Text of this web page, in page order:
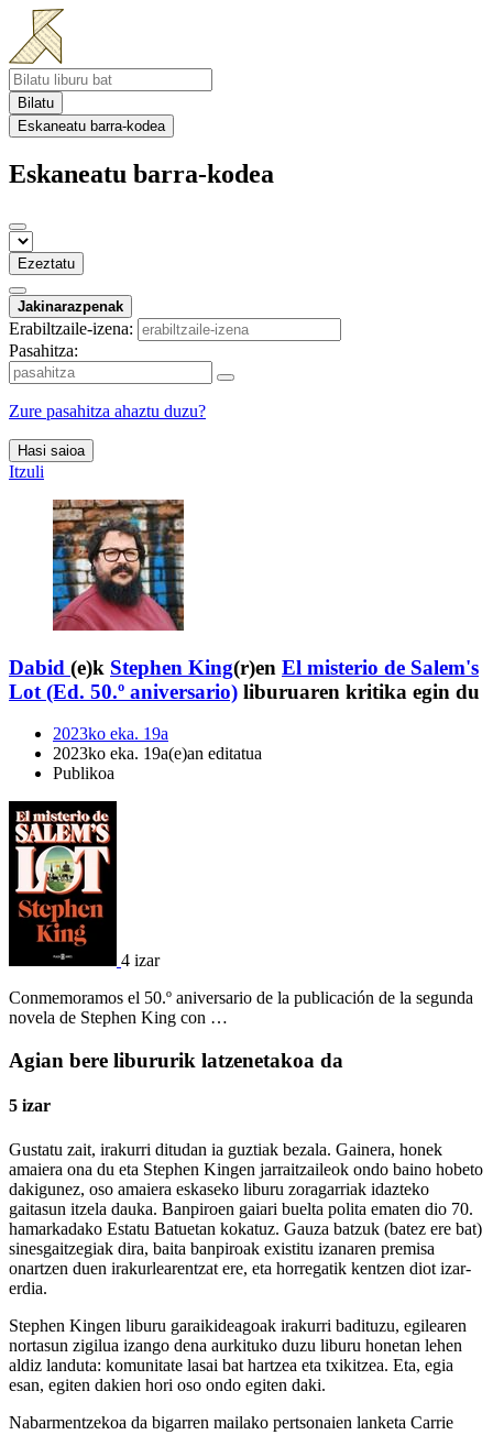
Bilatu
Eskaneatu barra-kodea
Eskaneatu barra-kodea
Ezeztatu
Jakinarazpenak
Erabiltzaile-izena:
Pasahitza:
Zure pasahitza ahaztu duzu?
Hasi saioa
Itzuli
Dabid (e)k Stephen King(r)en El misterio de Salem's
Lot (Ed. 50.º aniversario) liburuaren kritika egin du
2023ko eka. 19a
2023ko eka. 19a(e)an editatua
Publikoa
4 izar
Conmemoramos el 50.º aniversario de la publicación de la segunda
novela de Stephen King con …
Agian bere libururik latzenetakoa da
5 izar
Gustatu zait, irakurri ditudan ia guztiak bezala. Gainera, honek
amaiera ona du eta Stephen Kingen jarraitzaileok ondo baino hobeto
dakigunez, oso amaiera eskaseko liburu zoragarriak idazteko
gaitasun itzela dauka. Banpiroen gaiari buelta polita ematen dio 70.
hamarkadako Estatu Batuetan kokatuz. Gauza batzuk (batez ere bat)
sinesgaitzegiak dira, baita banpiroak existitu izanaren premisa
onartzen duen irakurlearentzat ere, eta horregatik kentzen diot izar-
erdia.
Stephen Kingen liburu garaikideagoak irakurri badituzu, egilearen
nortasun zigilua izango dena aurkituko duzu liburu honetan lehen
aldiz landuta: komunitate lasai bat hartzea eta txikitzea. Eta, egia
esan, egiten dakien hori oso ondo egiten daki.
Nabarmentzekoa da bigarren mailako pertsonaien lanketa Carrie